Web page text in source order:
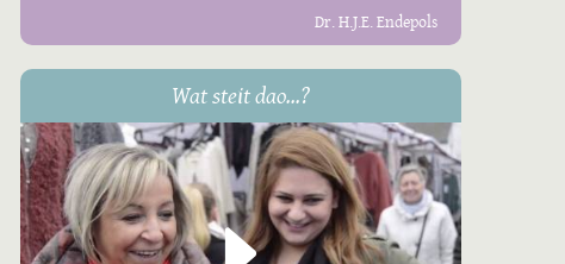
Dr. H.J.E. Endepols
Wat steit dao...?